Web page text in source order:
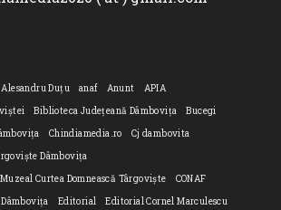
Alesandru Duțu anaf Anunt
APIA
Biblioteca Județeană Dâmbovița
Bucegi
Chindiamedia.ro
Cj dambovita
Dâmbovița
Curtea Domnească Târgoviște
CONAF
Dâmbovița Editorial
Editorial Cornel Marculescu